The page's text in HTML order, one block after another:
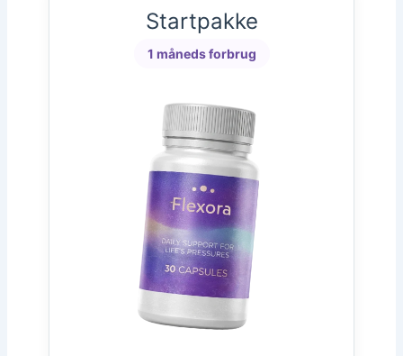
Startpakke
1 måneds forbrug